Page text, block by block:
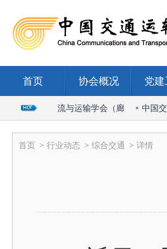
首页 协会概况 党
2026国际物流与运输学会（廊 中国交
首页 > 行业动态 > 综合交通 > 详情